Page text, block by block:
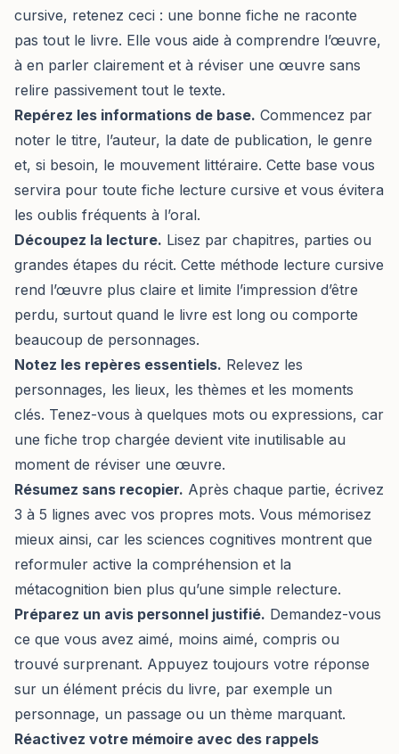
cursive, retenez ceci : une bonne fiche ne raconte
pas tout le livre. Elle vous aide à comprendre l’œuvre,
à en parler clairement et à réviser une œuvre sans
relire passivement tout le texte.
Repérez les informations de base. Commencez par
noter le titre, l’auteur, la date de publication, le genre
et, si besoin, le mouvement littéraire. Cette base vous
servira pour toute fiche lecture cursive et vous évitera
les oublis fréquents à l’oral.
Découpez la lecture. Lisez par chapitres, parties ou
grandes étapes du récit. Cette méthode lecture cursive
rend l’œuvre plus claire et limite l’impression d’être
perdu, surtout quand le livre est long ou comporte
beaucoup de personnages.
Notez les repères essentiels. Relevez les
personnages, les lieux, les thèmes et les moments
clés. Tenez-vous à quelques mots ou expressions, car
une fiche trop chargée devient vite inutilisable au
moment de réviser une œuvre.
Résumez sans recopier. Après chaque partie, écrivez
3 à 5 lignes avec vos propres mots. Vous mémorisez
mieux ainsi, car les sciences cognitives montrent que
reformuler active la compréhension et la
métacognition bien plus qu’une simple relecture.
Préparez un avis personnel justifié. Demandez-vous
ce que vous avez aimé, moins aimé, compris ou
trouvé surprenant. Appuyez toujours votre réponse
sur un élément précis du livre, par exemple un
personnage, un passage ou un thème marquant.
Réactivez votre mémoire avec des rappels